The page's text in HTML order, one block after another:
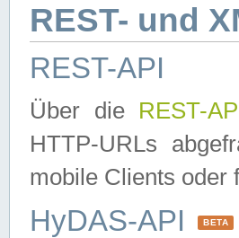
REST- und
REST-API
Über die REST-
HTTP-URLs
mobile Clients oder
HyDAS-API BETA